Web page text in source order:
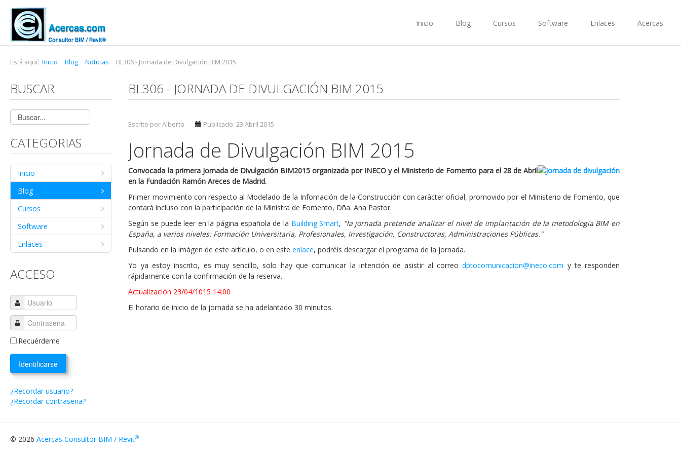
Inicio Blog Cursos Software Enlaces Acercas
Está aquí: Inicio Blog Noticias BL306 - Jornada de Divulgación BIM 2015
BUSCAR
CATEGORIAS
Inicio
Blog
Cursos
Software
Enlaces
ACCESO
Recuérdeme
Identificarse
¿Recordar usuario?
¿Recordar contraseña?
BL306 - JORNADA DE DIVULGACIÓN BIM 2015
Escrito por Alberto Publicado: 23 Abril 2015
Jornada de Divulgación BIM 2015
Convocada la primera Jornada de Divulgación BIM2015 organizada por INECO y el Ministerio de Fomento para el 28 de Abril
en la Fundación Ramón Areces de Madrid.
Primer movimiento con respecto al Modelado de la Infomación de la Construcción con carácter oficial, promovido por el Ministerio de Fomento, que
contará incluso con la participación de la Ministra de Fomento, Dña. Ana Pastor.
Según se puede leer en la página española de la Building Smart, "la jornada pretende analizar el nivel de implantación de la metodología BIM en
España, a varios niveles: Formación Universitaria, Profesionales, Investigación, Constructoras, Administraciones Públicas."
Pulsando en la imágen de este artículo, o en esteenlace, podréis descargar el programa de la jornada.
Yo ya estoy inscrito, es muy sencillo, solo hay que comunicar la intención de asistir al correodptocomunicacion@ineco.com y te responden
rápidamente con la confirmación de la reserva.
Actualización 23/04/1015 14:00
El horario de inicio de la jornada se ha adelantado 30 minutos.
© 2026 Acercas Consultor BIM / Revit®